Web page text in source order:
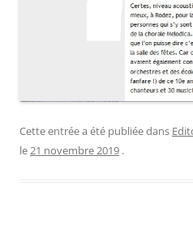
Cette entrée a été publiée dans
le21 novembre 2019 .